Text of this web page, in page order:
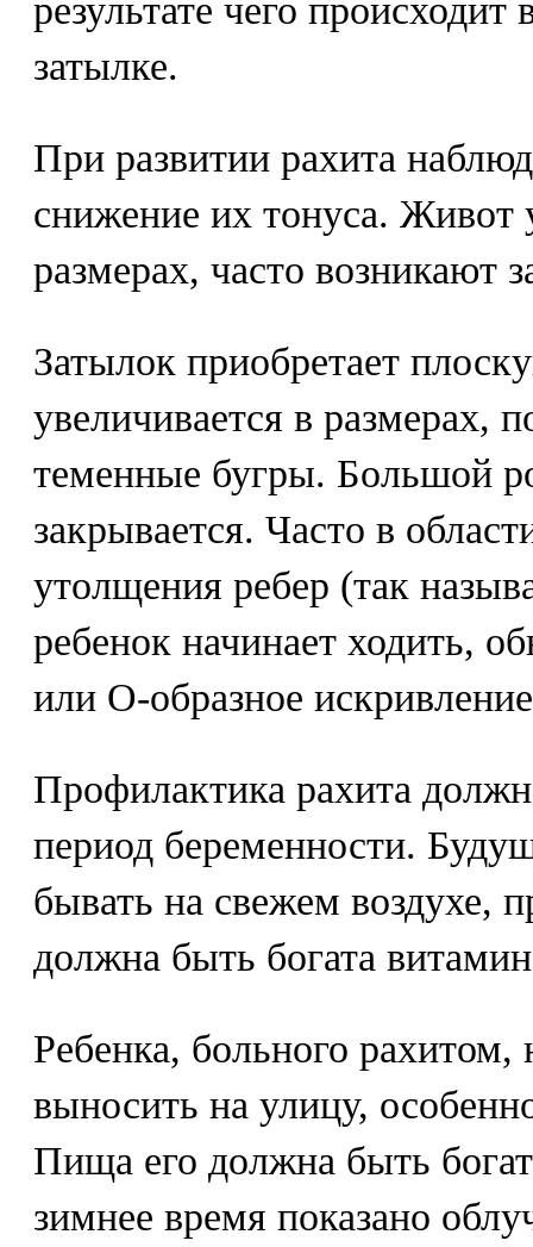
результате чего
затылке.
При развитии рахита
снижение их тонуса. Живот
размерах, часто возникают
Затылок приобретает
увеличивается в размерах,
теменные бугры. Большой
закрывается. Часто в
утолщения ребер (так
ребенок начинает ходить,
или О-образное
Профилактика рахита
период беременности.
бывать на свежем воздухе,
должна быть богата
Ребенка, больного
выносить на улицу,
Пища его должна быть
зимнее время показано